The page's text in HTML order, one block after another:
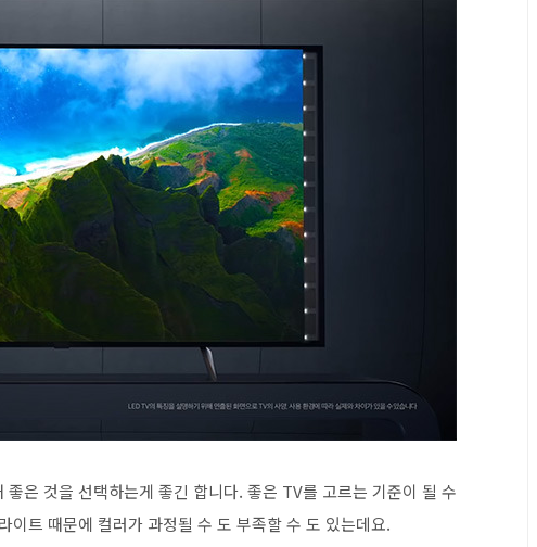
은 것을 선택하는게 좋긴 합니다. 좋은 TV를 고르는 기준이 될 수
트 때문에 컬러가 과정될 수 도 부족할 수 도 있는데요.